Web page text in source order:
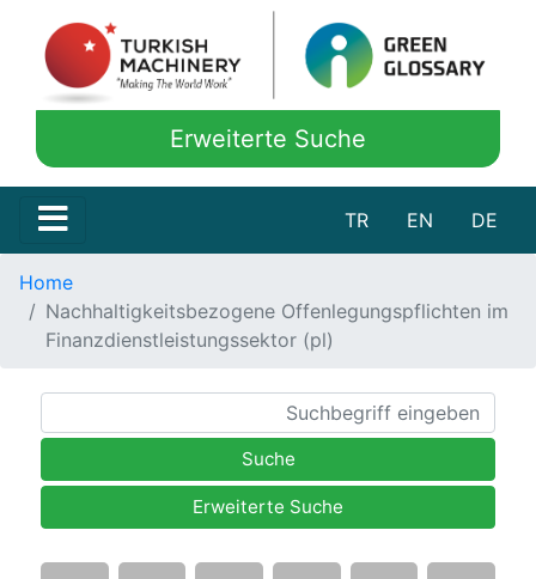
Erweiterte Suche
TR EN DE
Home
Nachhaltigkeitsbezogene Offenlegungspflichten im
Finanzdienstleistungssektor (pl)
Suche
Erweiterte Suche